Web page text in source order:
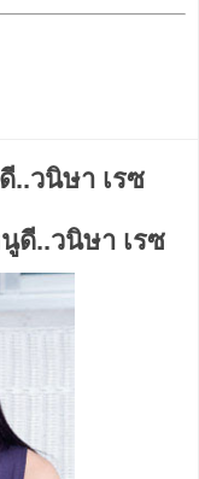
..วนิษา เรซ
ดี..วนิษา เรซ